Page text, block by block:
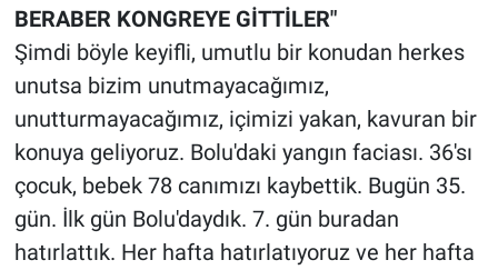
BERABER KONGREYE GİTTİLER"
Şimdi böyle keyifli, umutlu bir konudan herkes
unutsa bizim unutmayacağımız,
unutturmayacağımız, içimizi yakan, kavuran bir
konuya geliyoruz. Bolu'daki yangın faciası. 36'sı
çocuk, bebek 78 canımızı kaybettik. Bugün 35.
gün. İlk gün Bolu'daydık. 7. gün buradan
hatırlattık. Her hafta hatırlatıyoruz ve her hafta